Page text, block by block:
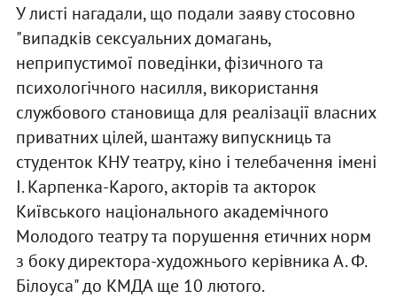
У листі нагадали, що подали заяву стосовно
"випадків сексуальних домагань,
неприпустимої поведінки, фізичного та
психологічного насилля, використання
службового становища для реалізації власних
приватних цілей, шантажу випускниць та
студенток КНУ театру, кіно і телебачення імені
І. Карпенка-Карого, акторів та акторок
Київського національного академічного
Молодого театру та порушення етичних норм
з боку директора-художнього керівника А. Ф.
Білоуса" до КМДА ще 10 лютого.